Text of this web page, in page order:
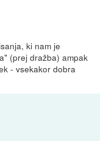
ki nam je
(prej dražba) ampak
- vsekakor dobra